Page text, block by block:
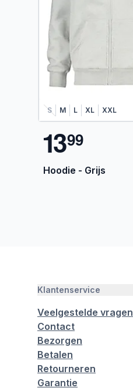
S M L XL XXL
1399
Hoodie - Grijs
Klantenservice
Veelgestelde vragen
Contact
Bezorgen
Betalen
Retourneren
Garantie